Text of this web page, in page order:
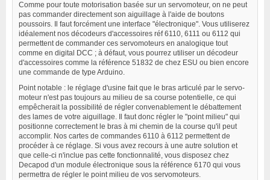
Comme pour toute motorisation basée sur un servomoteur, on ne peut
pas commander directement son aiguillage à l'aide de boutons
poussoirs. Il faut forcément une interface "électronique". Vous utiliserez
idéalement nos décodeurs d'accessoires réf 6110, 6111 ou 6112 qui
permettent de commander ces servomoteurs en analogique tout
comme en digital DCC ; à défaut, vous pourrez utiliser un décodeur
d'accessoires comme la référence 51832 de chez ESU ou bien encore
une commande de type Arduino.
Point notable : le réglage d'usine fait que le bras articulé par le servo-
moteur n'est pas toujours au milieu de sa course potentielle, ce qui
empêcherait la possibilité de régler convenablement le débattement
des lames de votre aiguillage. Il faut donc régler le "point milieu" qui
positionne correctement le bras à mi chemin de la course qu'il peut
accomplir. Nos cartes de commandes 6110 à 6112 permettent de
procéder à ce réglage. Si vous avez recours à une autre solution et
que celle-ci n'inclue pas cette fonctionnalité, vous disposez chez
Decapod d'un module électronique sous la référence 6170 qui vous
permettra de régler le point milieu de vos servomoteurs.